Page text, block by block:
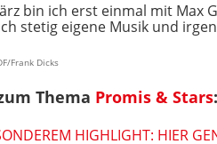
bin ich erst einmal mit Max
stetig eigene Musik und
Frank Dicks
Thema Promis & Stars:
HIGHLIGHT: HIER